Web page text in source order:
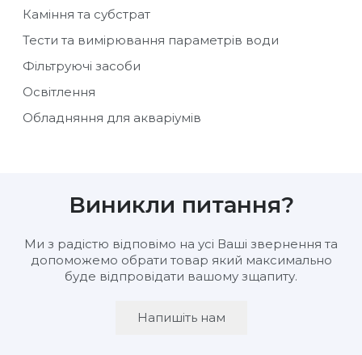
Каміння та субстрат
Тести та вимірювання параметрів води
Фільтруючі засоби
Освітлення
Обладняння для акваріумів
Виникли питання?
Ми з радістю відповімо на усі Ваші звернення та
допоможемо обрати товар який максимально
буде відпровідати вашому зщапиту.
Напишіть нам